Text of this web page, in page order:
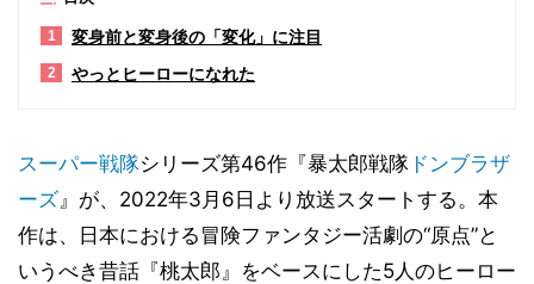
1 変身前と変身後の「変化」に注目
2 やっとヒーローになれた
スーパー戦隊シリーズ第46作『暴太郎戦隊 ドンブラザ
ーズ』が、2022年3月6日より放送スタートする。本
作は、日本における冒険ファンタジー活劇の“原点”と
いうべき昔話『桃太郎』をベースにした5人のヒーロー